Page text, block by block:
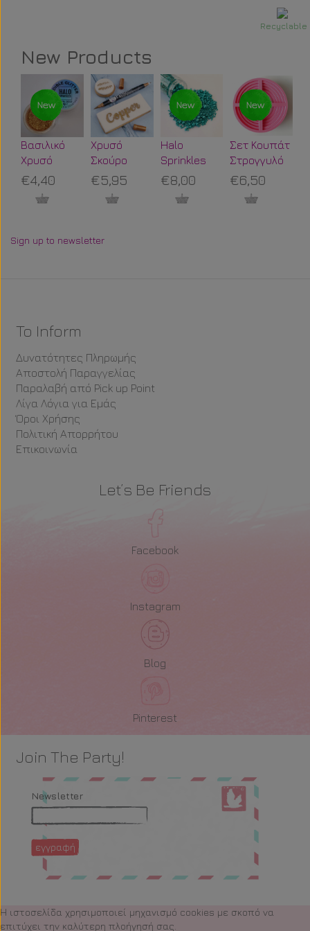
Recyclable
New Products
Βασιλικό
Χρυσό
Βρώσιμο
Γκλίτερ
Halo
Sweet
€4,40
Χρυσό
Σκούρο
Μεταλλικός
Μαρκαδόρος
Τροφίμων
Stamp
€5,95
Halo
Sprinkles
Luxury
Blends
Βεραμάν
€8,00
Σετ Κουπάτ
Στρογγυλό
Round
Shape
Cookie
€6,50
Sign up to newsletter
To Inform
Δυνατότητες Πληρωμής
Αποστολή Παραγγελίας
Παραλαβή από Pick up Point
Λίγα Λόγια για Εμάς
Όροι Χρήσης
Πολιτική Απορρήτου
Επικοινωνία
Let’s Be Friends
Facebook
Instagram
Blog
Pinterest
Join The Party!
Newsletter
Η ιστοσελίδα χρησιμοποιεί μηχανισμό cookies με σκοπό να
επιτύχει την καλύτερη πλοήγησή σας.